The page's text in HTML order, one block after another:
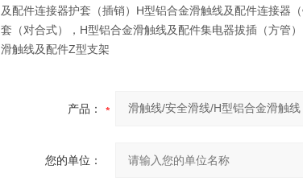
及配件连接器护套（插销）H型铝合金滑触线及配件连接器
套（对合式），H型铝合金滑触线及配件集电器拔插（方管
滑触线及配件Z型支架
产品：
您的单位：